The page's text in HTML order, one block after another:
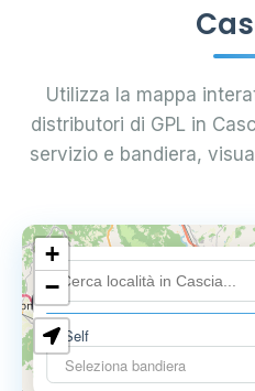
Utilizza la mappa
distributori di GPL in
servizio e bandiera,
Self
Seleziona bandiera
12
0.719 €
+
−